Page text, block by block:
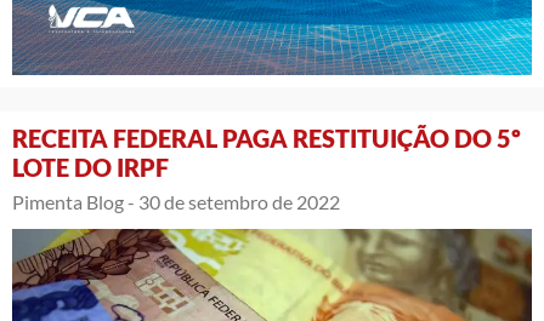
RECEITA FEDERAL PAGA RESTITUIÇÃO DO 5º
LOTE DO IRPF
Pimenta Blog - 30 de setembro de 2022